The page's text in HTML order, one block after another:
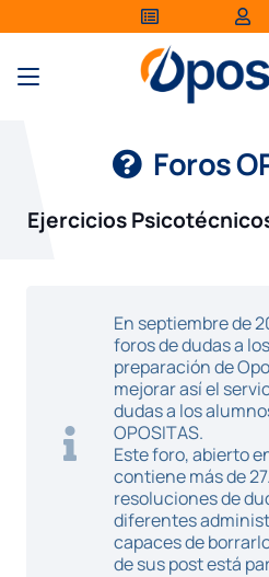
Foros
Ejercicios
En septiembre de
foros de dudas a
preparación de
mejorar así el
dudas a los
OPOSITAS.
Este foro, abierto
contiene más de
resoluciones de
diferentes
capaces de
de sus post está